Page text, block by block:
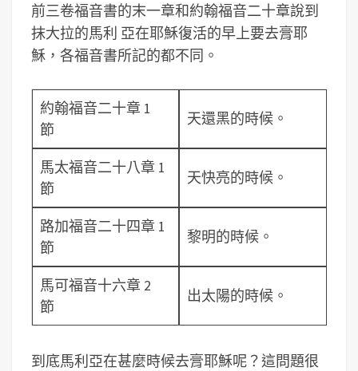
前三卷福音書的末一章和約翰福音二十章說到
抹大拉的馬利 亞在耶穌復活的早上要去膏耶
穌，各福音書所記的都不同。
約翰福音二十章 1
節
天還黑的時候。
馬太福音二十八章 1
節
天快亮的時候。
路加福音二十四章 1
節
黎明的時候。
馬可福音十六章 2
節
出太陽的時候。
到底馬利亞在甚麼時候去膏耶穌呢？這問題很